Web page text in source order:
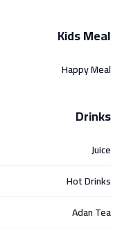
Kids Meal
Happy Meal
Drinks
Juice
Hot Drinks
Adan Tea